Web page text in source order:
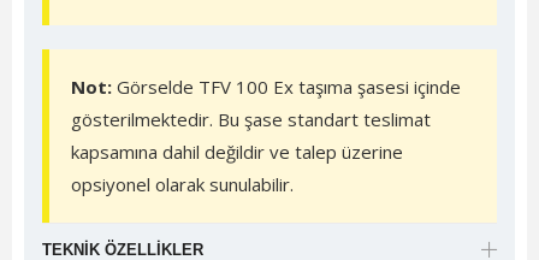
Not: Görselde TFV 100 Ex taşıma şasesi içinde
gösterilmektedir. Bu şase standart teslimat
kapsamına dahil değildir ve talep üzerine
opsiyonel olarak sunulabilir.
TEKNIK ÖZELLIKLER